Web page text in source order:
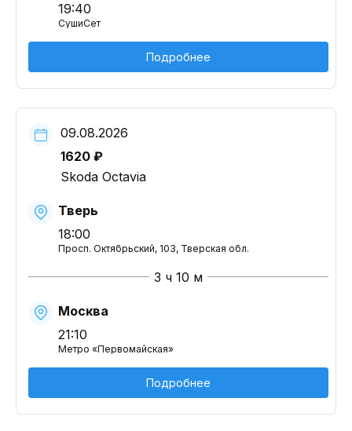
19:40
СушиСет
Подробнее
09.08.2026
1620 ₽
Skoda Octavia
Тверь
18:00
Просп. Октябрьский, 103, Тверская обл.
3 ч 10 м
Москва
21:10
Метро «Первомайская»
Подробнее